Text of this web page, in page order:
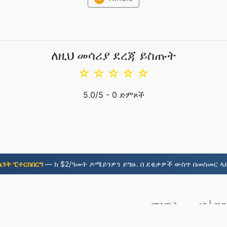
ለዚህ መሳሪያ ደረጃ ይስጡት
☆
☆
☆
☆
☆
5.0/5 - 0 ድምጾች
ፒተርስበርግ— ከ $2/ዓመት ዶሜይንዎን ይግዙ. በ ደቂቃዎች ውስጥ በመስመር
የግላዊነት መመሪያ|